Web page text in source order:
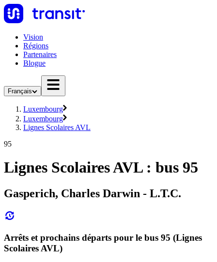
Vision
Régions
Partenaires
Blogue
Français
Luxembourg
Luxembourg
Lignes Scolaires AVL
95
Lignes Scolaires AVL : bus 95
Gasperich, Charles Darwin - L.T.C.
Arrêts et prochains départs pour le bus 95 (Lignes
Scolaires AVL)